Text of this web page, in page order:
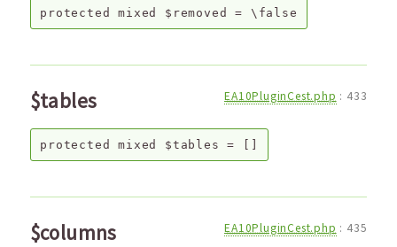
protected mixed $removed = \false
$tables EA10PluginCest.php : 433
protected mixed $tables =
$columns EA10PluginCest.php : 435